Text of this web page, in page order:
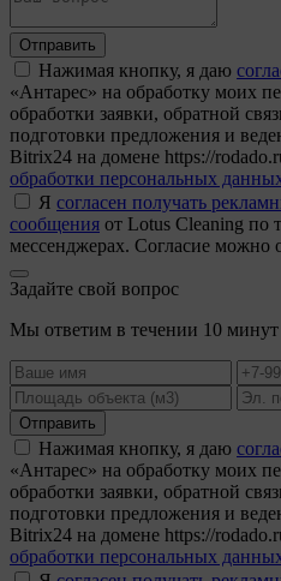
Отправить
Нажимая кнопку, я даю
«Антарес» на обработку моих
обработки заявки, обратной
подготовки предложения и
Bitrix24 на домене https://
обработки персональных
Я согласен получать
сообщения от Lotus Cleaning по
мессенджерах. Согласие можно
Задайте свой вопрос
Мы ответим в течении 10 минут
Отправить
Нажимая кнопку, я даю
«Антарес» на обработку моих
обработки заявки, обратной
подготовки предложения и
Bitrix24 на домене https://
обработки персональных